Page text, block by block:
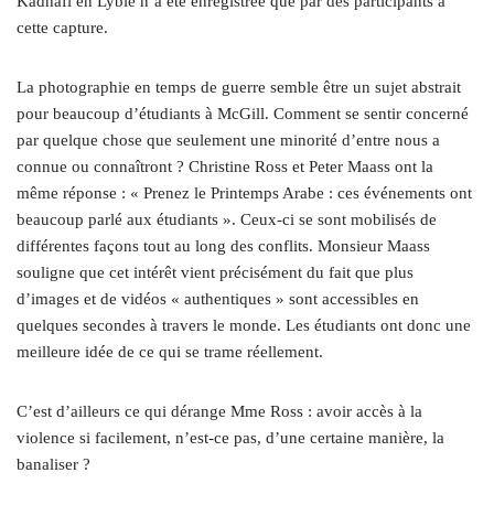
cette capture.
La photographie en temps de guerre semble être un sujet abstrait
pour beaucoup d’étudiants à McGill. Comment se sentir concerné
par quelque chose que seulement une minorité d’entre nous a
connue ou connaîtront ? Christine Ross et Peter Maass ont la
même réponse : « Prenez le Printemps Arabe : ces événements ont
beaucoup parlé aux étudiants ». Ceux-ci se sont mobilisés de
différentes façons tout au long des conflits. Monsieur Maass
souligne que cet intérêt vient précisément du fait que plus
d’images et de vidéos « authentiques » sont accessibles en
quelques secondes à travers le monde. Les étudiants ont donc une
meilleure idée de ce qui se trame réellement.
C’est d’ailleurs ce qui dérange Mme Ross : avoir accès à la
violence si facilement, n’est-ce pas, d’une certaine manière, la
banaliser ?